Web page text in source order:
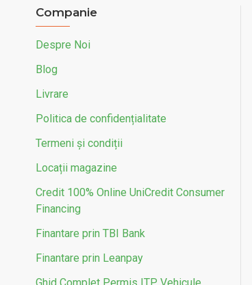
Companie
Despre Noi
Blog
Livrare
Politica de confidențialitate
Termeni și condiții
Locații magazine
Credit 100% Online UniCredit Consumer
Financing
Finantare prin TBI Bank
Finantare prin Leanpay